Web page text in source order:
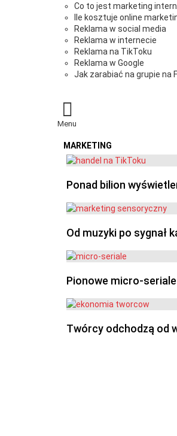
Co to jest marketing
Ile kosztuje online
Reklama w social media
Reklama w internecie
Reklama na TikToku
Reklama w Google
Jak zarabiać na grupie na
Menu
MARKETING
OSTATNIE
Ponad bilion
Od muzyki po sygnał
Pionowe micro-
Twórcy odchodzą od